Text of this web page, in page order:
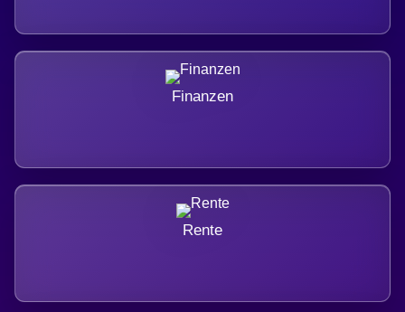
Finanzen
Rente